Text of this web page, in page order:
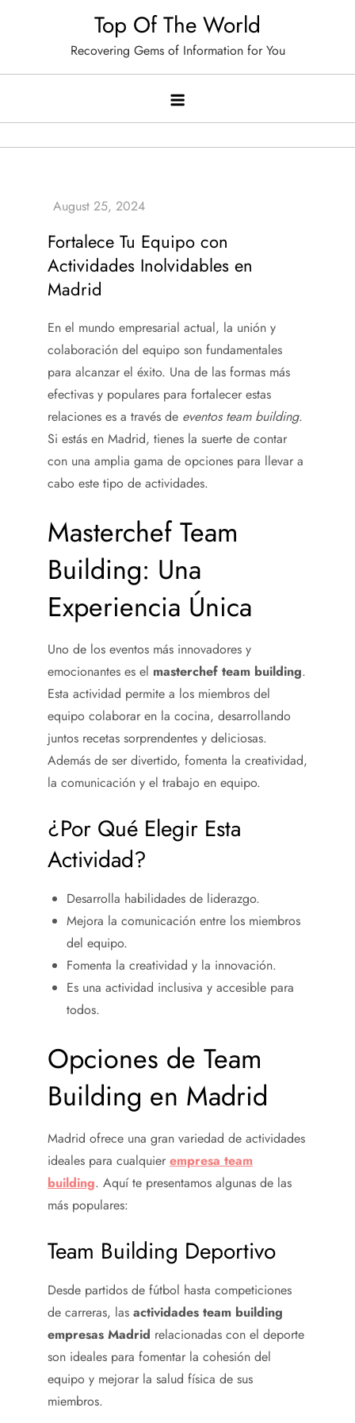
Top Of The World
Recovering Gems of Information for You
Fortalece Tu Equipo con
Actividades Inolvidables en
Madrid
En el mundo empresarial actual, la unión y
colaboración del equipo son fundamentales
para alcanzar el éxito. Una de las formas más
efectivas y populares para fortalecer estas
relaciones es a través de eventos team building.
Si estás en Madrid, tienes la suerte de contar
con una amplia gama de opciones para llevar a
cabo este tipo de actividades.
Masterchef Team
Building: Una
Experiencia Única
Uno de los eventos más innovadores y
emocionantes es el masterchef team building.
Esta actividad permite a los miembros del
equipo colaborar en la cocina, desarrollando
juntos recetas sorprendentes y deliciosas.
Además de ser divertido, fomenta la creatividad,
la comunicación y el trabajo en equipo.
¿Por Qué Elegir Esta
Actividad?
Desarrolla habilidades de liderazgo.
Mejora la comunicación entre los miembros
del equipo.
Fomenta la creatividad y la innovación.
Es una actividad inclusiva y accesible para
todos.
Opciones de Team
Building en Madrid
Madrid ofrece una gran variedad de actividades
ideales para cualquier empresa team
building. Aquí te presentamos algunas de las
más populares:
Team Building Deportivo
Desde partidos de fútbol hasta competiciones
de carreras, las actividades team building
empresas Madrid relacionadas con el deporte
son ideales para fomentar la cohesión del
equipo y mejorar la salud física de sus
miembros.